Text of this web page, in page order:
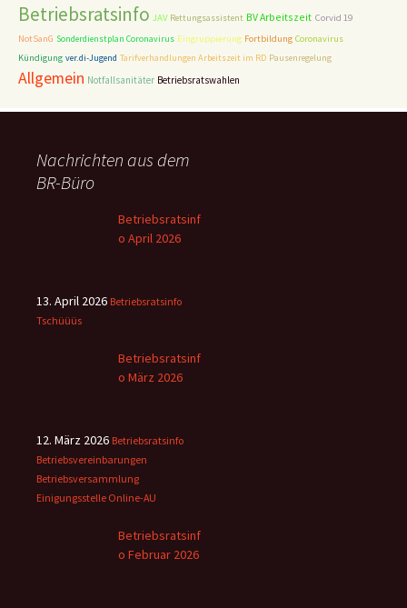
Betriebsratsinfo JAV Rettungsassistent BV Arbeitszeit Corvid 19
NotSanG Sonderdienstplan Coronavirus Eingruppierung Fortbildung Coronavirus
Kündigung ver.di-Jugend Tarifverhandlungen Arbeitszeit im RD Pausenregelung
Allgemein Notfallsanitäter Betriebsratswahlen
Nachrichten aus dem
BR-Büro
Betriebsratsinf
o April 2026
13. April 2026 Betriebsratsinfo
Tschüüüs
Betriebsratsinf
o März 2026
12. März 2026 Betriebsratsinfo
Betriebsvereinbarungen
Betriebsversammlung
Einigungsstelle Online-AU
Betriebsratsinf
o Februar 2026